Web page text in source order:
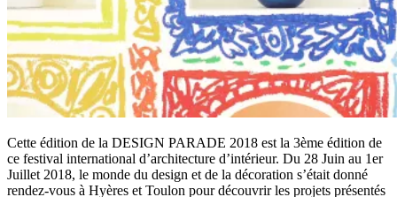
Cette édition de la DESIGN PARADE 2018 est la 3ème édition de
ce festival international d’architecture d’intérieur. Du 28 Juin au 1er
Juillet 2018, le monde du design et de la décoration s’était donné
rendez-vous à Hyères et Toulon pour découvrir les projets présentés